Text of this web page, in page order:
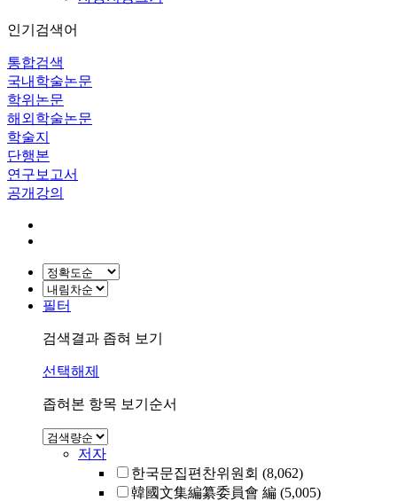
인기검색어
통합검색
국내학술논문
학위논문
해외학술논문
학술지
단행본
연구보고서
공개강의
필터
검색결과 좁혀 보기
선택해제
좁혀본 항목 보기순서
저자
한국문집편찬위원회 (8,062)
韓國文集編纂委員會 編 (5,005)